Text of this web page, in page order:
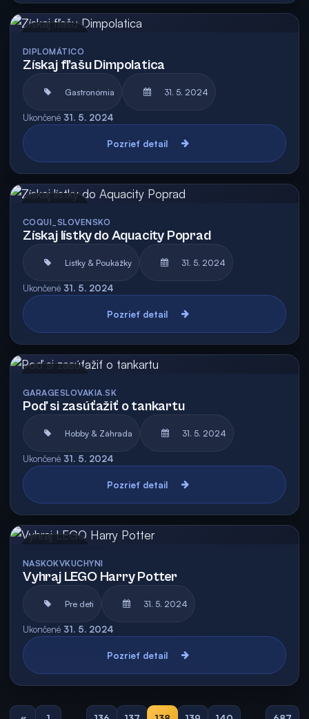
DIPLOMÁTICO
Získaj fľašu Dimpolatica
Gastronómia 31. 5. 2024
Ukončené 31. 5. 2024
Pozrieť detail
COQUI_SLOVENSKO
Získaj lístky do Aquacity Poprad
Lístky & Poukážky 31. 5. 2024
Ukončené 31. 5. 2024
Pozrieť detail
GARAGESLOVAKIA.SK
Poď si zasúťažiť o tankartu
Hobby & Záhrada 31. 5. 2024
Ukončené 31. 5. 2024
Pozrieť detail
NASKOKVKUCHYNI
Vyhraj LEGO Harry Potter
Pre deti 31. 5. 2024
Ukončené 31. 5. 2024
Pozrieť detail